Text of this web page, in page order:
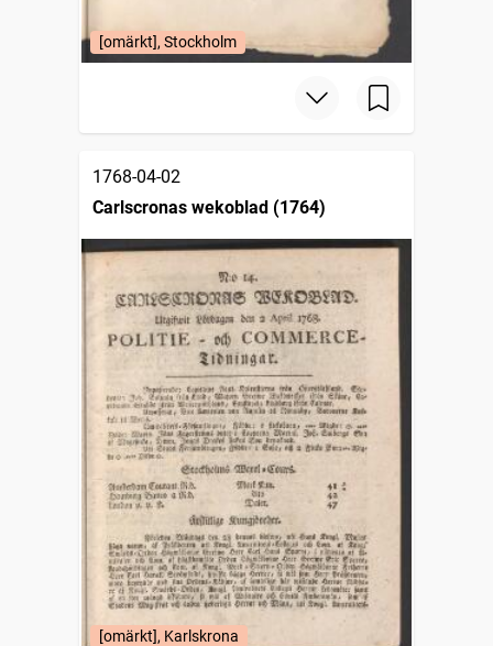
[omärkt], Stockholm
1768-04-02
Carlscronas wekoblad (1764)
[omärkt], Karlskrona